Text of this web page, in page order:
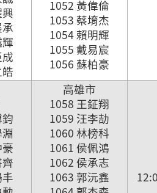
1052 黃偉倫
1053 蔡堉杰
1054 賴明輝
1055 戴易宸
1056 蘇柏豪
高雄市
1058 王鉦翔
1059 汪李劼
1060 林榜科
1061 侯佩鴻
1062 侯承志
1063 郭沅鑫
12:0